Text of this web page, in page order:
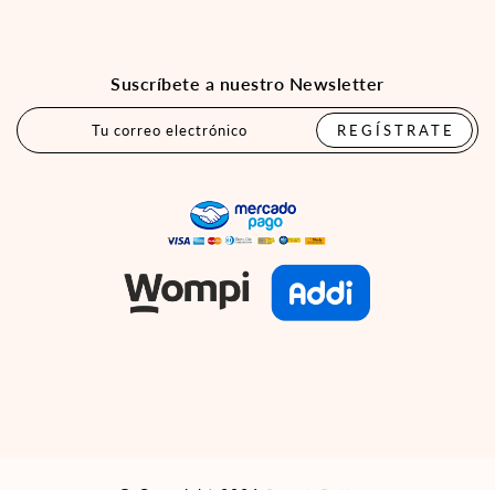
Suscríbete a nuestro Newsletter